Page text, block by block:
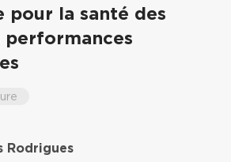
pour la santé des
Rodrigues